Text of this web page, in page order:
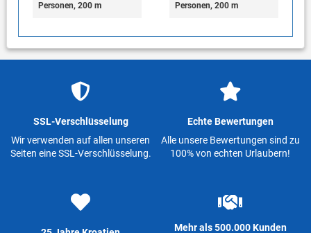
Personen, 200 m
Personen, 200 m
SSL-Verschlüsselung
Wir verwenden auf allen unseren
Seiten eine SSL-Verschlüsselung.
Echte Bewertungen
Alle unsere Bewertungen sind zu
100% von echten Urlaubern!
Mehr als 500.000 Kunden